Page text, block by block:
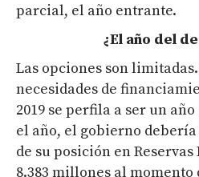
parcial, el año entrante.
¿El año del
Las opciones son
necesidades de
2019 se perfila a ser un
el año, el gobierno
de su posición en
8.383 millones al